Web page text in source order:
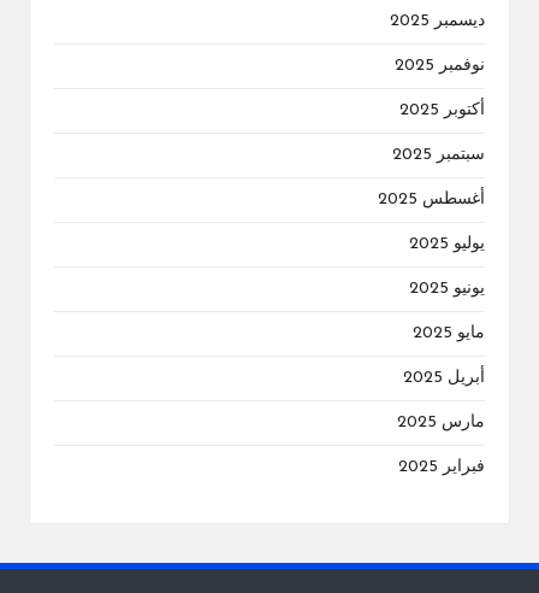
ديسمبر 2025
نوفمبر 2025
أكتوبر 2025
سبتمبر 2025
أغسطس 2025
يوليو 2025
يونيو 2025
مايو 2025
أبريل 2025
مارس 2025
فبراير 2025